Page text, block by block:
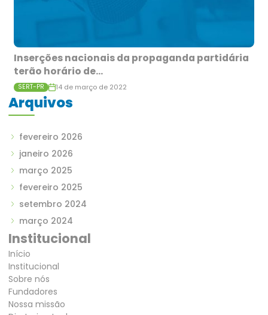
Inserções nacionais da propaganda partidária
terão horário de...
SERT-PR 14 de março de 2022
Arquivos
fevereiro 2026
janeiro 2026
março 2025
fevereiro 2025
setembro 2024
março 2024
Institucional
Início
Institucional
Sobre nós
Fundadores
Nossa missão